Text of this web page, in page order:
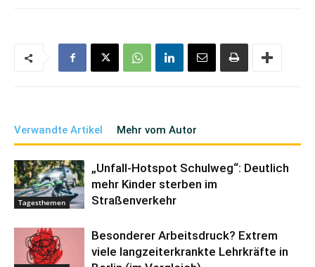
Verwandte Artikel Mehr vom Autor
Tagesthemen
„Unfall-Hotspot Schulweg“: Deutlich
mehr Kinder sterben im
Straßenverkehr
Besonderer Arbeitsdruck? Extrem
viele langzeiterkrankte Lehrkräfte in